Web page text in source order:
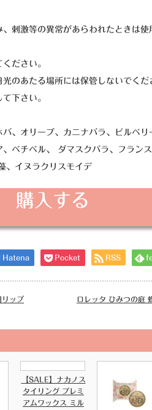
刺激等の異常があらわれたときは使
ださい。
のあたる場所には保管しないでくだ
下さい。
、オリーブ、カニナバラ、ビルベ
ベチベル、 ダマスクバラ、フラン
、イヌラクリスモイデ
購入する
Hatena Pocket RSS
リップ
ロレッタ ひみつの庭
【SALE】ナカノス
タイリング プレミ
アムワックス ミル